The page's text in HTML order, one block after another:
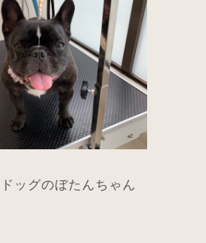
ッグのぼたんちゃん